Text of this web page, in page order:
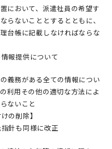
において、派遣社員の希望す
らないこととするとともに、
台帳に記載しなければならな
報提供について
義務がある全ての情報につい
利用その他の適切な方法によ
ないこと
削除】
も同様に改正